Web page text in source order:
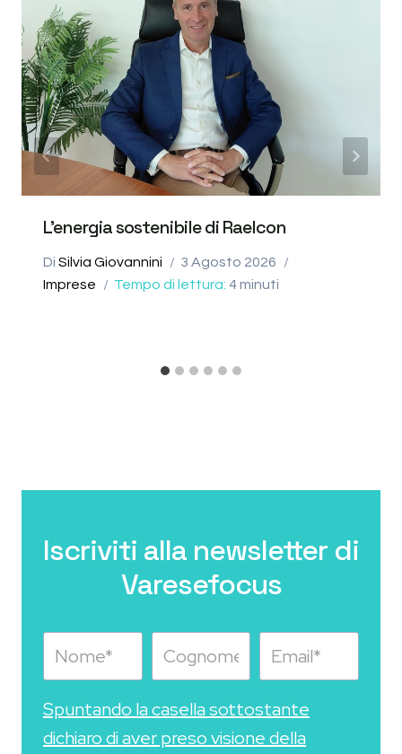
L’energia sostenibile di Raelcon
Di Silvia Giovannini
3 Agosto 2026
Imprese
Tempo di lettura: 4minuti
Iscriviti alla newsletter di
Varesefocus
Spuntando la casella sottostante
dichiaro di aver preso visione della